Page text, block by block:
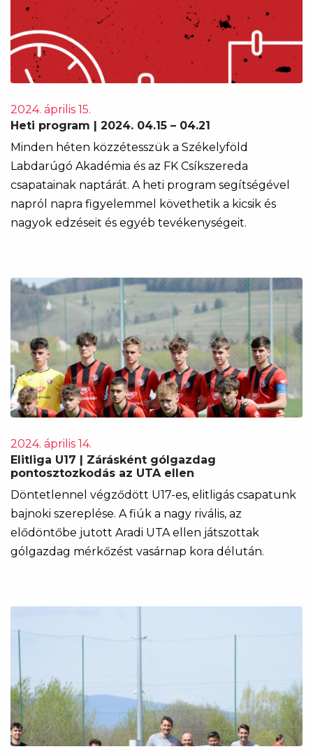
2024. április 15.
Heti program | 2024. 04.15 – 04.21
Minden héten közzétesszük a Székelyföld
Labdarúgó Akadémia és az FK Csíkszereda
csapatainak naptárát. A heti program segítségével
napról napra figyelemmel követhetik a kicsik és
nagyok edzéseit és egyéb tevékenységeit.
2024. április 14.
Elitliga U17 | Zárásként gólgazdag
pontosztozkodás az UTA ellen
Döntetlennel végződött U17-es, elitligás csapatunk
bajnoki szereplése. A fiúk a nagy rivális, az
elődöntőbe jutott Aradi UTA ellen játszottak
gólgazdag mérkőzést vasárnap kora délután.